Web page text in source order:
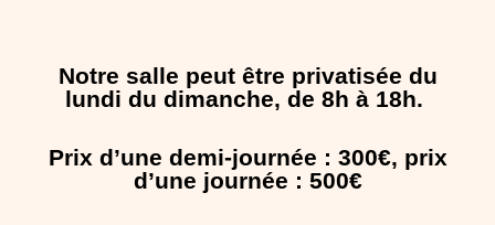
Notre salle peut être privatisée du
lundi du dimanche, de 8h à 18h.
Prix d’une demi-journée : 300€, prix
d’une journée : 500€